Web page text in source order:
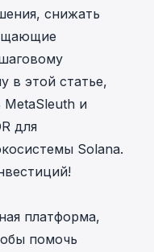
снижать
в этой статье,
MetaSleuth и
для
Solana.
платформа,
помочь